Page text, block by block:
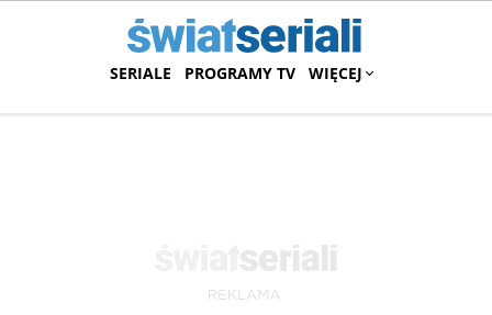
SERIALE PROGRAMY TV WIĘCEJ